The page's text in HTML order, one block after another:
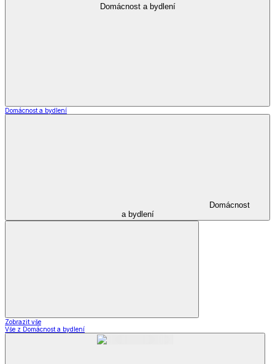
Domácnost a bydlení
Domácnost a bydlení
Domácnost
a bydlení
Zobrazit vše
Vše z Domácnost a bydlení